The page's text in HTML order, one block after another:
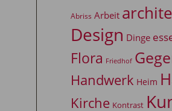
Abriss Arbeit
Design Dinge
Flora Friedhof
Handwerk Heim
Kirche Kontrast